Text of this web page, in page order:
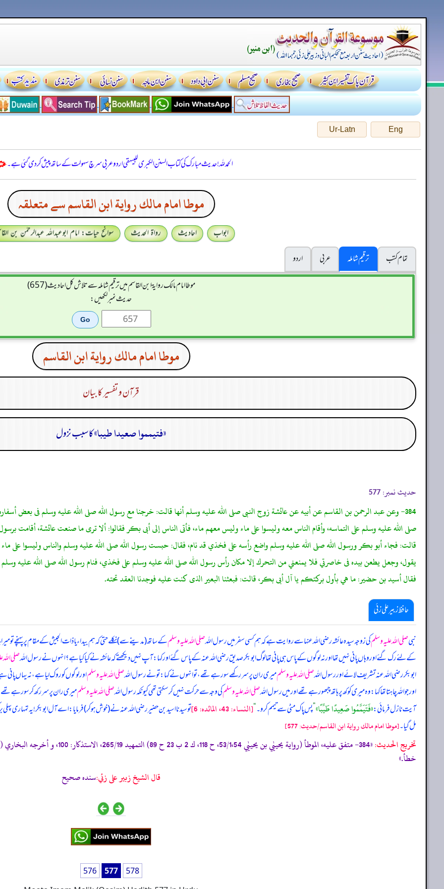
Eng
Ur-Latn
الحمدللہ! حدیث مبارک کی کتاب السنن الكبرى للبيهقي اردو عربی سرچ سہولت کے ساتھ پیش کر دی گئی ہے۔
موطا امام مالك رواية ابن القاسم سے متعلقہ
ابواب احادیث رواۃ الحدیث
سوانح حیات: امام ابوعبداللہ عبدالرحمٰن بن
تمام کتب
ترقیم شاملہ عربی
اردو
موطا امام مالك رواية ابن القاسم میں ترقیم شاملہ سے تلاش کل احادیث (657)
حدیث نمبر لکھیں:
موطا امام مالك رواية ابن القاسم
قرآن و تفسیر کا بیان
«فتيمموا صعيدا طيبا»کا سبب نزول
حدیث نمبر: 577
384- وعن عبد الرحمن بن القاسم عن أبيه عن عائشة زوج النبى صلى الله عليه وسلم أنها قالت: خرجنا مع رسول الله صلى الله عليه وسلم فى بعض
صلى الله عليه وسلم على التماسه، وأقام الناس معه وليسوا على ماء وليس معهم ماء، فأتى الناس إلى أبى بكر فقالوا: ألا ترى ما صنعت عائشة، أقامت
قالت: فجاء أبو بكر ورسول الله صلى الله عليه وسلم واضع رأسه على فخذي قد نام، فقال: حبست رسول الله صلى الله عليه وسلم والناس وليسوا على
يقول، وجعل يطعن بيده فى خاصرتي فلا يمنعني من التحرك إلا مكان رأس رسول الله صلى الله عليه وسلم على فخذي، فنام رسول الله صلى الله عليه وسلم
فقال أسيد بن حضير: ما هي بأول بركتكم يا آل أبى بكر، قالت: فبعثنا البعير الذى كنت عليه فوجدنا العقد تحته.
حافظ زبیر علی زئی
نبیصلی اللہ علیہ وسلمکی زوجہ سیدہ عائشہ رضی اللہ عنہا سے روایت ہے کہ ہم کسی سفر میں رسول اللہصلی اللہ علیہ وسلمکے ساتھ (مدینے سے) نکلے حتی کہ ہم بیداء یا ذات الجیش کے مقام پر پہنچے تو میرا
کے لئے رک گئے اور وہاں پانی نہیں تھا اور نہ لوگوں کے پاس ہی پانی تھا لوگ ابوبکر صدیق رضی اللہ عنہ کے پاس گئے اور کہا: آپ نہیں دیکھتے کہ عائشہ نے کیا کیا ہے؟ انہوں نے رسول اللہصلی
ابوبکر رضی اللہ عنہ تشریف لائے اور رسول اللہصلی اللہ علیہ وسلممیری ران پر سر رکھے سو رہے تھے، تو انہوں نے کہا: تو نے رسول اللہصلی اللہ علیہ وسلماور لوگوں کو روک لیا ہے، نہ یہاں
اور جو اللہ چاہتا تھا کہا: وہ میری کوکھ پر ہاتھ چبھو رہے تھے اور میں رسول اللہصلی اللہ علیہ وسلمکی وجہ سے حرکت نہیں کر سکتی تھی کیونکہ رسول اللہصلی اللہ علیہ وسلممیری ران پر سر رکھ کر سو رہے
آیت نازل فرمائی:«فَتَيَمَّمُوا صَعِيدًا طَيِّبًا»”پس پاک مٹی سے تیمم کرو۔“[النساء: 43، المائده: 6]
تو سیدنا اسید بن حضیر رضی اللہ عنہ نے (خوش ہو کر) فرمایا: اے آل ابوبکر! یہ تمہاری
مل گیا۔[موطا امام مالك رواية ابن القاسم/حدیث: 577]
تخریج الحدیث:
خطأ.»
قال الشيخ زبير على زئي:سنده صحيح
576 577
578